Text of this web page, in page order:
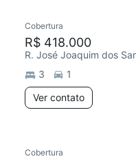
Cobertura
R$ 418.000
R. José Joaquim dos
3
1
Ver contato
Cobertura